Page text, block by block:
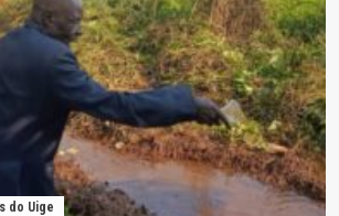
do Uige